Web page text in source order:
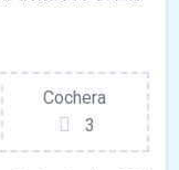
Cochera
3